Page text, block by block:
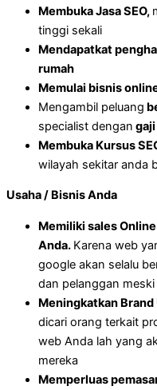
Membuka Jasa SEO,
tinggi sekali
Mendapatkat
rumah
Memulai bisnis
Mengambil peluang
specialist dengan
Membuka Kursus
wilayah sekitar anda
Usaha / Bisnis Anda
Memiliki sales
Anda. Karena web
google akan selalu
dan pelanggan
Meningkatkan Brand
dicari orang terkait
web Anda lah yang
mereka
Memperluas